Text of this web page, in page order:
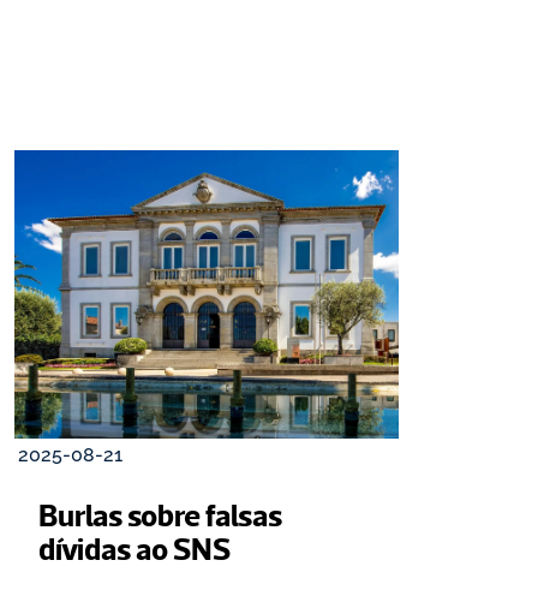
2025-08-21
Burlas sobre falsas
dívidas ao SNS